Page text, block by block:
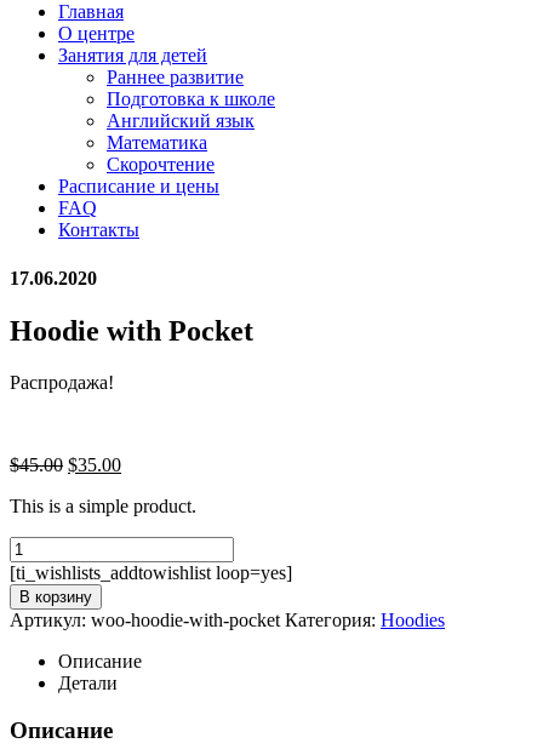
Главная
О центре
Занятия для детей
Раннее развитие
Подготовка к школе
Английский язык
Математика
Скорочтение
Расписание и цены
FAQ
Контакты
17.06.2020
Hoodie with Pocket
Распродажа!
$45.00 Первоначальная
составляла
$35.00Текущая
$35.00.
This is a simple product.
[ti_wishlists_addtowishlist loop=yes]
В корзину
Артикул: woo-hoodie-with-pocket Категория: Hoodies
Описание
Детали
Описание